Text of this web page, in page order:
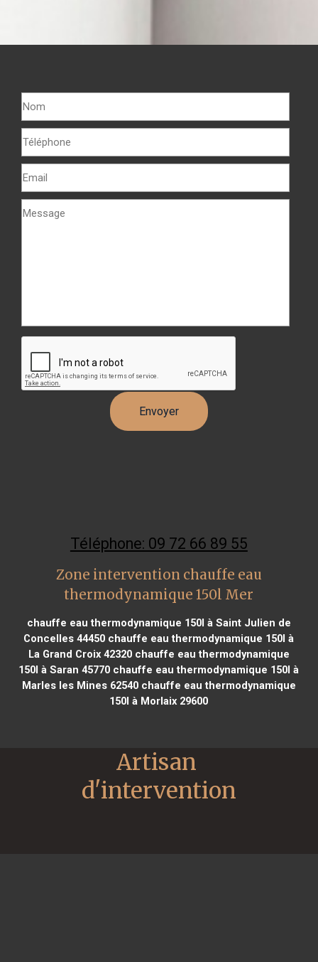
Téléphone: 09 72 66 89 55
Zone intervention chauffe eau
thermodynamique 150l Mer
chauffe eau thermodynamique 150l à Saint Julien de
Concelles 44450 chauffe eau thermodynamique 150l à
La Grand Croix 42320chauffe eau thermodynamique
150l à Saran 45770 chauffe eau thermodynamique 150l à
Marles les Mines 62540chauffe eau thermodynamique
150l à Morlaix 29600
Artisan
d'intervention